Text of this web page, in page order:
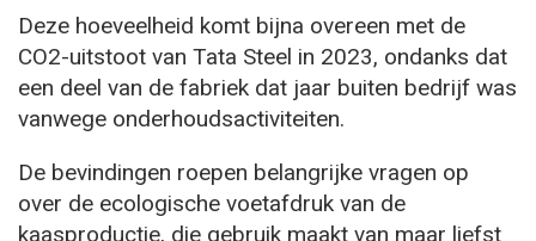
Deze hoeveelheid komt bijna overeen met de
CO2-uitstoot van Tata Steel in 2023, ondanks dat
een deel van de fabriek dat jaar buiten bedrijf was
vanwege onderhoudsactiviteiten.
De bevindingen roepen belangrijke vragen op
over de ecologische voetafdruk van de
kaasproductie, die gebruik maakt van maar liefst